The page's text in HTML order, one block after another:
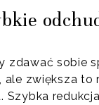
zdawać sobie
ale zwiększa
Szybka